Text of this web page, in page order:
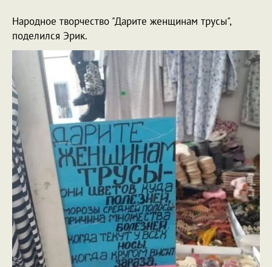
Народное творчество "Дарите женщинам трусы",
поделился Эрик.